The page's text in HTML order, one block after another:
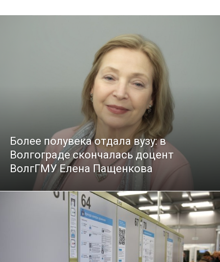
Более полувека отдала вузу: в
Волгограде скончалась доцент
ВолгГМУ Елена Пащенкова